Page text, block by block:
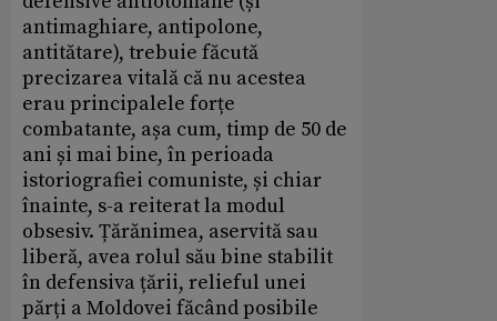
antimaghiare, antipolone,
antitătare), trebuie făcută
precizarea vitală că nu acestea
erau principalele forțe
combatante, așa cum, timp de 50 de
ani și mai bine, în perioada
istoriografiei comuniste, și chiar
înainte, s-a reiterat la modul
obsesiv. Țărănimea, aservită sau
liberă, avea rolul său bine stabilit
în defensiva țării, relieful unei
părți a Moldovei făcând posibile